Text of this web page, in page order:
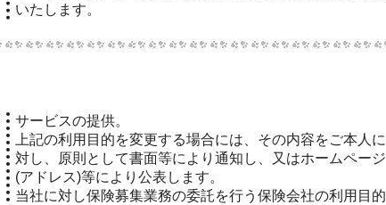
いたします。
サービスの提供。
上記の利用目的を変更する場合には、その内容をご本人に
対し、原則として書面等により通知し、又はホームページ
(アドレス)等により公表します。
当社に対し保険募集業務の委託を行う保険会社の利用目的